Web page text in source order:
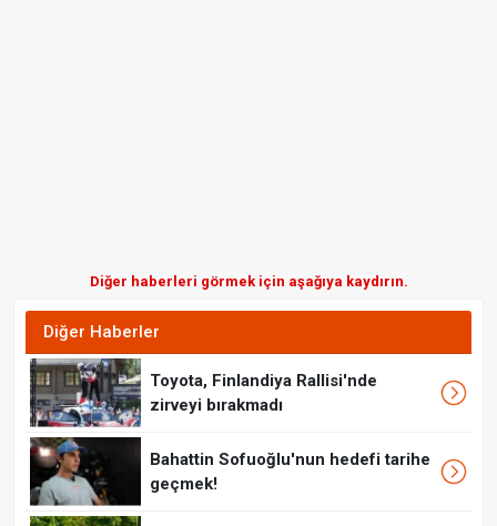
Diğer haberleri görmek için aşağıya kaydırın.
Diğer Haberler
Toyota, Finlandiya Rallisi'nde
zirveyi bırakmadı
Bahattin Sofuoğlu'nun hedefi tarihe
geçmek!